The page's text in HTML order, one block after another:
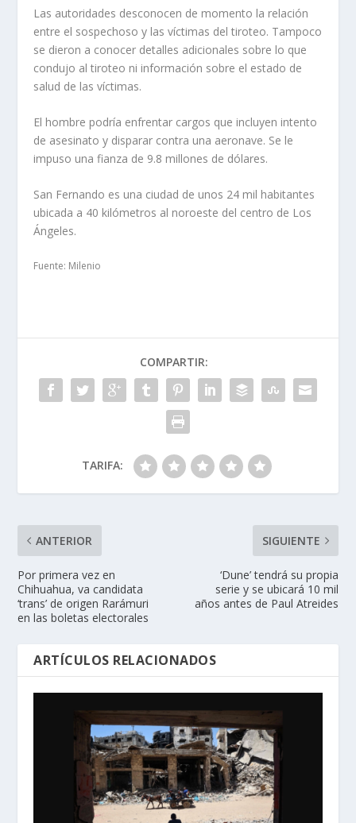
Las autoridades desconocen de momento la relación
entre el sospechoso y las víctimas del tiroteo. Tampoco
se dieron a conocer detalles adicionales sobre lo que
condujo al tiroteo ni información sobre el estado de
salud de las víctimas.
El hombre podría enfrentar cargos que incluyen intento
de asesinato y disparar contra una aeronave. Se le
impuso una fianza de 9.8 millones de dólares.
San Fernando es una ciudad de unos 24 mil habitantes
ubicada a 40 kilómetros al noroeste del centro de Los
Ángeles.
Fuente: Milenio
COMPARTIR:
TARIFA:
ANTERIOR
Por primera vez en
Chihuahua, va candidata
‘trans’ de origen Rarámuri
en las boletas electorales
SIGUIENTE
‘Dune’ tendrá su propia
serie y se ubicará 10 mil
años antes de Paul Atreides
ARTÍCULOS RELACIONADOS